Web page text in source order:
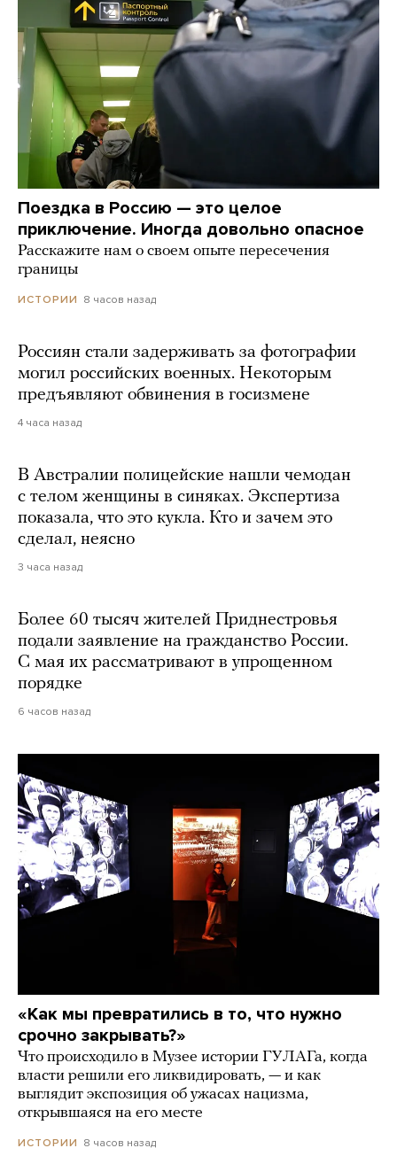
Поездка в Россию — это целое
приключение. Иногда довольно опасное
Расскажите нам о своем опыте пересечения
границы
ИСТОРИИ 8 часов назад
Россиян стали задерживать за фотографии
могил российских военных. Некоторым
предъявляют обвинения в госизмене
4 часа назад
В Австралии полицейские нашли чемодан
с телом женщины в синяках. Экспертиза
показала, что это кукла. Кто и зачем это
сделал, неясно
3 часа назад
Более 60 тысяч жителей Приднестровья
подали заявление на гражданство России.
С мая их рассматривают в упрощенном
порядке
6 часов назад
«Как мы превратились в то, что нужно
срочно закрывать?»
Что происходило в Музее истории ГУЛАГа, когда
власти решили его ликвидировать, — и как
выглядит экспозиция об ужасах нацизма,
открывшаяся на его месте
ИСТОРИИ 8 часов назад